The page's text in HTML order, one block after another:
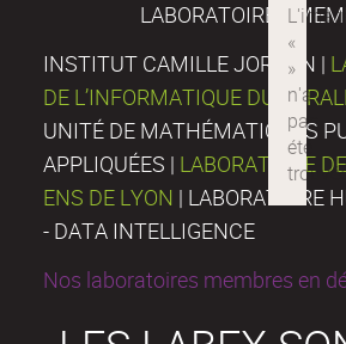
LABORATOIRES
INSTITUT CAMILLE JORDAN |
DE L’INFORMATIQUE DU
UNITÉ DE MATHÉMATIQUES
APPLIQUÉES | LABORATOIRE
ENS DE LYON | LABORATOIRE
- DATA INTELLIGENCE
Nos laboratoires membres en